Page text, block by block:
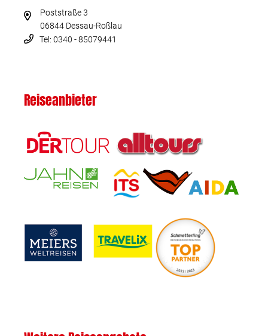
Poststraße 3
06844 Dessau-Roßlau
Tel: 0340 - 85079441
Reiseanbieter